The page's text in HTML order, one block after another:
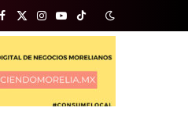
Facebook
X
(Twitter)
Instagram
YouTubeTikTok